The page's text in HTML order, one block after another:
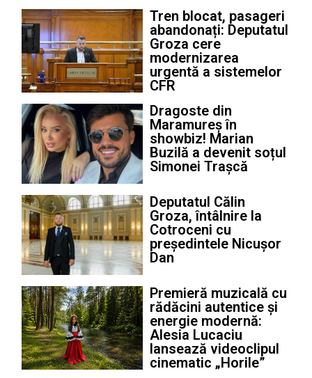
Tren blocat, pasageri
abandonați: Deputatul
Groza cere
modernizarea
urgentă a sistemelor
CFR
Dragoste din
Maramureș în
showbiz! Marian
Buzilă a devenit soțul
Simonei Trașcă
Deputatul Călin
Groza, întâlnire la
Cotroceni cu
președintele Nicușor
Dan
Premieră muzicală cu
rădăcini autentice și
energie modernă:
Alesia Lucaciu
lansează videoclipul
cinematic „Horile”